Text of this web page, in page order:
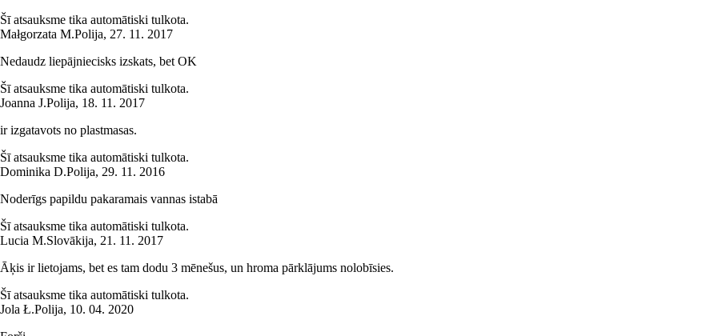
Šī atsauksme tika automātiski tulkota.
Małgorzata M.Polija, 27. 11. 2017
Nedaudz liepājniecisks izskats, bet OK
Šī atsauksme tika automātiski tulkota.
Joanna J.Polija, 18. 11. 2017
ir izgatavots no plastmasas.
Šī atsauksme tika automātiski tulkota.
Dominika D.Polija, 29. 11. 2016
Noderīgs papildu pakaramais vannas istabā
Šī atsauksme tika automātiski tulkota.
Lucia M.Slovākija, 21. 11. 2017
Āķis ir lietojams, bet es tam dodu 3 mēnešus, un hroma pārklājums nolobīsies.
Šī atsauksme tika automātiski tulkota.
Jola Ł.Polija, 10. 04. 2020